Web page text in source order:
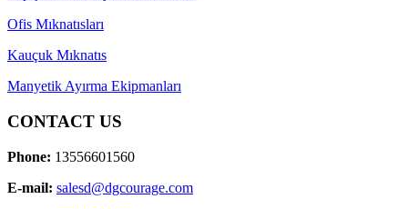
Ofis Mıknatısları
Kauçuk Mıknatıs
Manyetik Ayırma Ekipmanları
CONTACT US
Phone: 13556601560
E-mail: salesd@dgcourage.com